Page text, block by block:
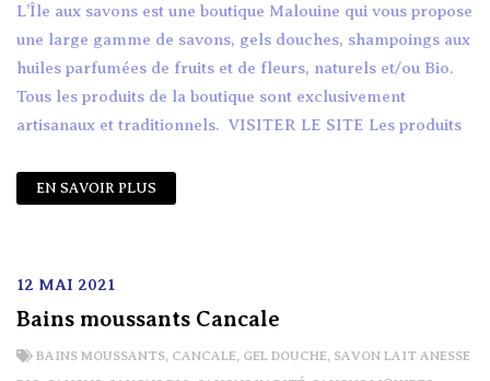
L’Île aux savons est une boutique Malouine qui vous propose
une large gamme de savons, gels douches, shampoings aux
huiles parfumées de fruits et de fleurs, naturels et/ou Bio.
Tous les produits de la boutique sont exclusivement
artisanaux et traditionnels. VISITER LE SITE Les produits
EN SAVOIR PLUS
12 MAI 2021
Bains moussants Cancale
BAINS MOUSSANTS, CANCALE, GEL DOUCHE, SAVON LAIT ANESSE